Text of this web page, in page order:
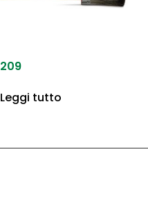
209
Leggi tutto